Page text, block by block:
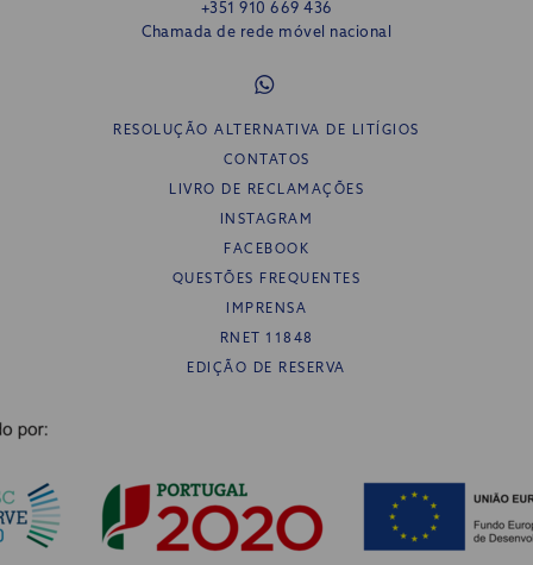
+351 910 669 436
Chamada de rede móvel nacional
RESOLUÇÃO ALTERNATIVA DE LITÍGIOS
CONTATOS
LIVRO DE RECLAMAÇÕES
INSTAGRAM
FACEBOOK
QUESTÕES FREQUENTES
IMPRENSA
RNET 11848
EDIÇÃO DE RESERVA